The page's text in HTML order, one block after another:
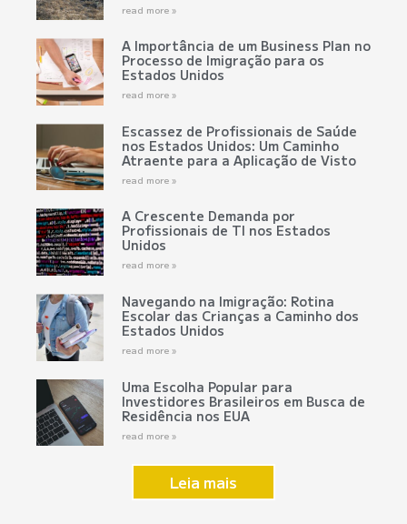
read more »
A Importância de um Business Plan no
Processo de Imigração para os
Estados Unidos
read more »
Escassez de Profissionais de Saúde
nos Estados Unidos: Um Caminho
Atraente para a Aplicação de Visto
read more »
A Crescente Demanda por
Profissionais de TI nos Estados
Unidos
read more »
Navegando na Imigração: Rotina
Escolar das Crianças a Caminho dos
Estados Unidos
read more »
Uma Escolha Popular para
Investidores Brasileiros em Busca de
Residência nos EUA
read more »
Leia mais